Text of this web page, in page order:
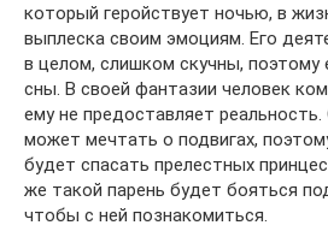
который геройствует ночью, в
выплеска своим эмоциям. Его
в целом, слишком скучны, поэтому
сны. В своей фантазии человек
ему не предоставляет
может мечтать о подвигах,
будет спасать прелестных
же такой парень будет бояться
чтобы с ней познакомиться.